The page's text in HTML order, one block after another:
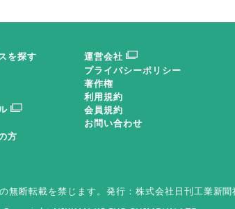
象面の計測や姿勢補正、キャリブレーシ
人工知能）活用により品質向上や異常検知
実用化が重要とされる。
を探す
方
運営会社
プライバシーポリシー
著作権
利用規約
会員規約
お問い合わせ
無断転載を禁じます。 発行：株式会社日刊工業新聞